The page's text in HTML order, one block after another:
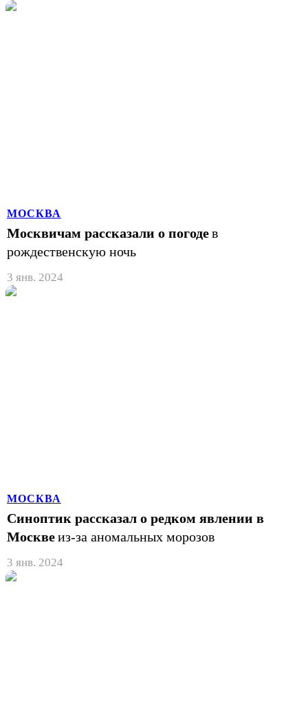
МОСКВА
Москвичам рассказали о погодев
рождественскую ночь
3 янв. 2024
МОСКВА
Синоптик рассказал о редком явлении в
Москвеиз-за аномальных морозов
3 янв. 2024